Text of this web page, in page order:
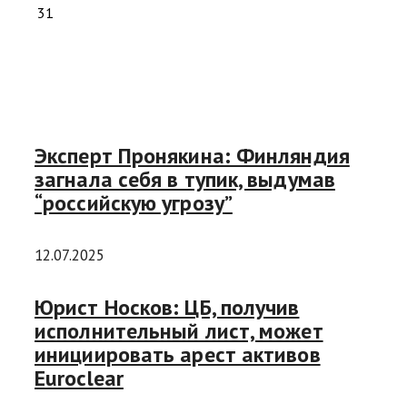
31
Эксперт Пронякина: Финляндия
загнала себя в тупик, выдумав
“российскую угрозу”
12.07.2025
Юрист Носков: ЦБ, получив
исполнительный лист, может
инициировать арест активов
Euroclear